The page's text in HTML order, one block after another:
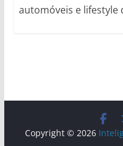
automóveis e lifestyle
Copyright © 2026